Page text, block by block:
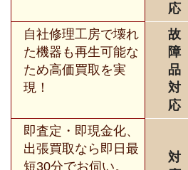
応
自社修理工房で壊れ
た機器も再生可能な
ため高価買取を実
現！
故
障
品
対
応
即査定・即現金化、
出張買取なら即日最
短30分でお伺い。
対